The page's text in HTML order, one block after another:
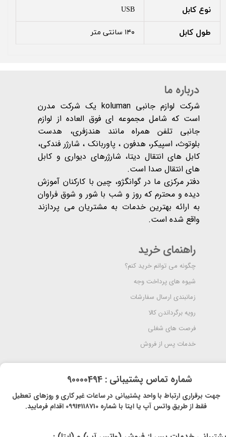
نوع کابل USB
طول کابل ۱۴۰ سانتی متر
درباره ما
شرکت لوازم جانبی koluman یک شرکت مدرن
است که شامل مجموعه ای فوق العاده از لوازم
جانبی تلفن همراه مانند هندزفری، هدست
بلوتوث، اسپیکر، هدفون ، پاوربانک ، شارژر فندکی،
کابل های انتقال دیتا، شارژرهای دیواری و کابل
های انتقال صدا است.
دفتر مرکزی ما در گوانگژو، چین با کارکنان آموزش
دیده و محترم که روز و شب با شور و شوق فراوان
به ارائه بهترین خدمات به مشتریان می پردازند
واقع شده است​​​​​​​.
راهنمای خرید
چگونه می توانم خرید کنم؟
شیوه های پرداخت وجه
زمانبندی ارسال سفارشات
رویه برگرداندن کالا
فرصت های شغلی
خدمات پس از فروش
​شماره تماس پشتیبانی : 90000494
​​جهت برقراری ارتباط با واحد پشتیبانی در ساعات غیر کاری و روزهای تعطیل
فقط از طریق واتس آپ یا ایتا با شماره 09914118710 اقدام فرمایید.